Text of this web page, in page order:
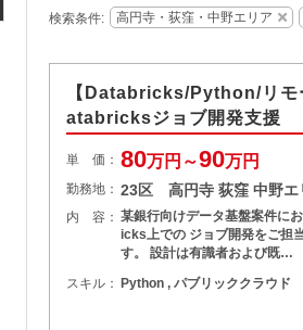
検索条件: 高円寺・荻窪・中野エリア
【Databricks/Python/リモ
atabricksジョブ開発支援
単 価： 80万円～90万円
勤務地： 23区 高円寺 荻窪 中野エ
内 容： 某銀行向けデータ基盤案件に
icks上での ジョブ開発をご担
す。 設計は有識者および既…
スキル： Python , パブリッククラウド